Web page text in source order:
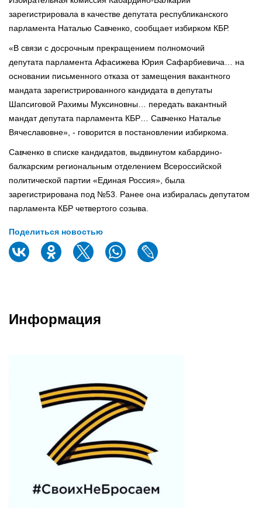
зарегистрировала в качестве депутата республиканского
парламента Наталью Савченко, сообщает избирком КБР.
«В связи с досрочным прекращением полномочий
депутата парламента Афасижева Юрия Сафарбиевича… на
основании письменного отказа от замещения вакантного
мандата зарегистрированного кандидата в депутаты
Шапсиговой Рахимы Муксиновны… передать вакантный
мандат депутата парламента КБР… Савченко Наталье
Вячеславовне», - говорится в постановлении избиркома.
Савченко в списке кандидатов, выдвинутом кабардино-
балкарским региональным отделением Всероссийской
политической партии «Единая Россия», была
зарегистрирована под №53. Ранее она избиралась депутатом
парламента КБР четвертого созыва.
Поделиться новостью
Информация